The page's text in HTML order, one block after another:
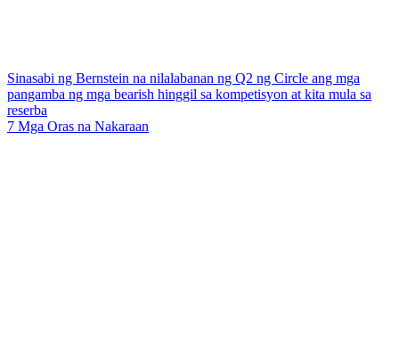
Sinasabi ng Bernstein na nilalabanan ng Q2 ng Circle ang mga
pangamba ng mga bearish hinggil sa kompetisyon at kita mula sa
reserba
7 Mga Oras na Nakaraan